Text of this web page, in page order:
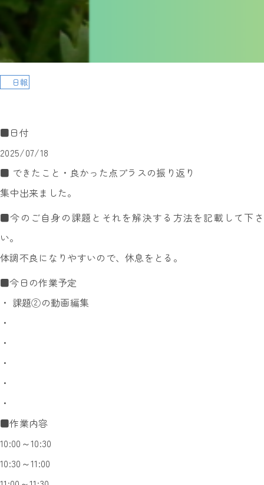
日報
■日付
2025/07/18
■ できたこと・良かった点プラスの振り返り
集中出来ました。
■今のご自身の課題とそれを解決する方法を記載して下さ
い。
体調不良になりやすいので、休息をとる。
■今日の作業予定
・ 課題②の動画編集
・
・
・
・
・
■作業内容
10:00～10:30
10:30～11:00